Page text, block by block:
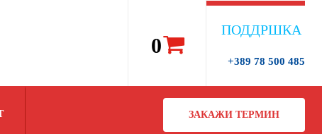
0
ПОДДРШКА
+389 78 500 485
ЗАКАЖИ ТЕРМИН